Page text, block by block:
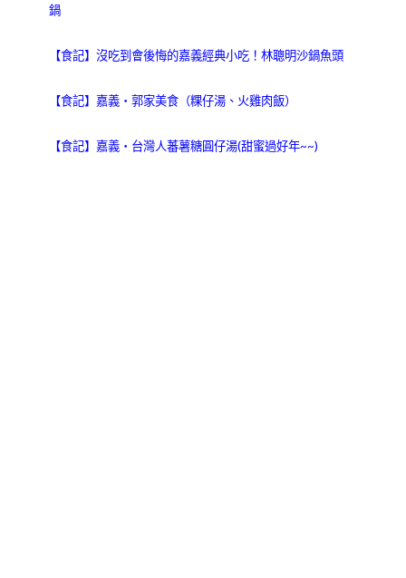
鍋
【食記】沒吃到會後悔的嘉義經典小吃！林聰明沙鍋魚頭
【食記】嘉義‧郭家美食（粿仔湯、火雞肉飯）
【食記】嘉義‧台灣人蕃薯糖圓仔湯(甜蜜過好年~~)